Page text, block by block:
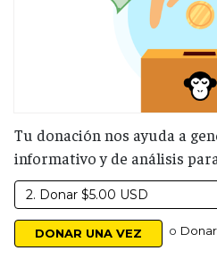
Tu donación nos ayuda a
informativo y de análisis
o